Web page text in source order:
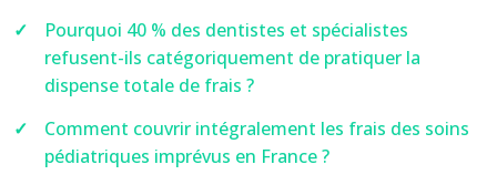
Pourquoi 40 % des dentistes et spécialistes
refusent-ils catégoriquement de pratiquer la
dispense totale de frais ?
Comment couvrir intégralement les frais des soins
pédiatriques imprévus en France ?